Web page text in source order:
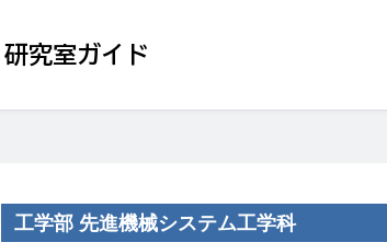
研究室ガイド
工学部 先進機械システム工学科